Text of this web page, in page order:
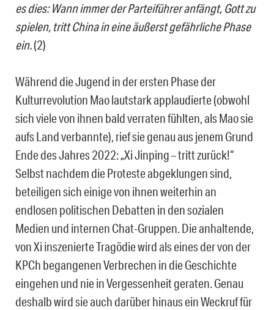
es dies: Wann immer der Parteiführer anfängt, Gott zu
spielen, tritt China in eine äußerst gefährliche Phase
ein.(2)
Während die Jugend in der ersten Phase der
Kulturrevolution Mao lautstark applaudierte (obwohl
sich viele von ihnen bald verraten fühlten, als Mao sie
aufs Land verbannte), rief sie genau aus jenem Grund
Ende des Jahres 2022: „Xi Jinping – tritt zurück!“
Selbst nachdem die Proteste abgeklungen sind,
beteiligen sich einige von ihnen weiterhin an
endlosen politischen Debatten in den sozialen
Medien und internen Chat-Gruppen. Die anhaltende,
von Xi inszenierte Tragödie wird als eines der von der
KPCh begangenen Verbrechen in die Geschichte
eingehen und nie in Vergessenheit geraten. Genau
deshalb wird sie auch darüber hinaus ein Weckruf für